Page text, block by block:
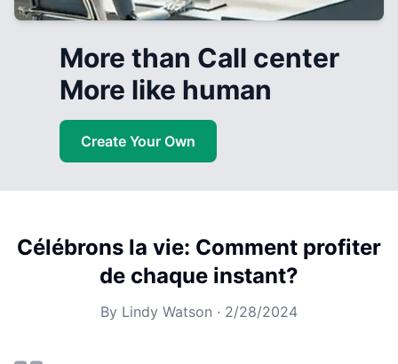
More than Call center
More like human
Create Your Own
Célébrons la vie: Comment profiter
de chaque instant?
By Lindy Watson · 2/28/2024